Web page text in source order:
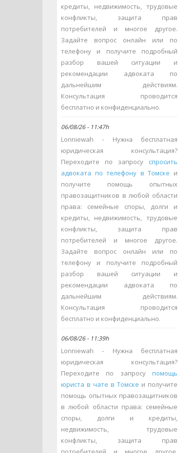
кредиты, недвижимость, трудовые
конфликты, защита прав
потребителей и многое другое.
Задайте вопрос онлайн или по
телефону и получите подробный
разбор вашей ситуации и
рекомендации адвоката по
дальнейшим действиям.
Консультация проводится
бесплатно и конфиденциально.
06/08/26 - 11:47h
Lonniewah - Нужна бесплатная
юридическая консультация?
Переходите по запросу спросить
адвоката по телефону в Томске и
получите помощь опытных
правозащитников в любой области
права: семейные споры, долги и
кредиты, недвижимость, трудовые
конфликты, защита прав
потребителей и многое другое.
Задайте вопрос онлайн или по
телефону и получите подробный
разбор вашей ситуации и
рекомендации адвоката по
дальнейшим действиям.
Консультация проводится
бесплатно и конфиденциально.
06/08/26 - 11:39h
Lonniewah - Нужна бесплатная
юридическая консультация?
Переходите по запросу помощь
юриста в чате в Томске и получите
помощь опытных правозащитников
в любой области права: семейные
споры, долги и кредиты,
недвижимость, трудовые
конфликты, защита прав